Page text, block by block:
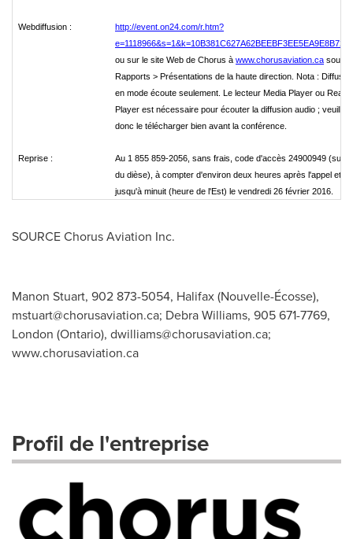
Webdiffusion :
http://event.on24.com/r.htm?
ou sur le site Web de Chorus à www.chorusaviation.ca sous
Rapports > Présentations de la haute direction. Nota :
en mode écoute seulement. Le lecteur Media Player ou Real
Player est nécessaire pour écouter la diffusion audio ; veuillez
donc le télécharger bien avant la conférence.
Reprise :
Au 1 855 859-2056, sans frais, code d'accès 24900949 (suivi
du dièse), à compter d'environ deux heures après l'appel et
jusqu'à minuit (heure de l'Est) le vendredi 26 février 2016.
SOURCE Chorus Aviation Inc.
Manon Stuart, 902 873-5054, Halifax (Nouvelle-Écosse),
mstuart@chorusaviation.ca; Debra Williams, 905 671-7769,
London (Ontario), dwilliams@chorusaviation.ca;
www.chorusaviation.ca
Profil de l'entreprise